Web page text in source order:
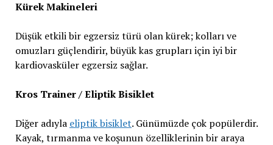
Kürek Makineleri
Düşük etkili bir egzersiz türü olan kürek; kolları ve
omuzları güçlendirir, büyük kas grupları için iyi bir
kardiovasküler egzersiz sağlar.
Kros Trainer / Eliptik Bisiklet
Diğer adıyla eliptik bisiklet. Günümüzde çok popülerdir.
Kayak, tırmanma ve koşunun özelliklerinin bir araya